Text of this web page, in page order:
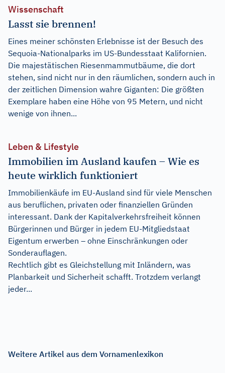
Wissenschaft
Lasst sie brennen!
Eines meiner schönsten Erlebnisse ist der Besuch des
Sequoia-Nationalparks im US-Bundesstaat Kalifornien.
Die majestätischen Riesenmammutbäume, die dort
stehen, sind nicht nur in den räumlichen, sondern auch in
der zeitlichen Dimension wahre Giganten: Die größten
Exemplare haben eine Höhe von 95 Metern, und nicht
wenige von ihnen...
Leben & Lifestyle
Immobilien im Ausland kaufen – Wie es
heute wirklich funktioniert
Immobilienkäufe im EU-Ausland sind für viele Menschen
aus beruflichen, privaten oder finanziellen Gründen
interessant. Dank der Kapitalverkehrsfreiheit können
Bürgerinnen und Bürger in jedem EU-Mitgliedstaat
Eigentum erwerben – ohne Einschränkungen oder
Sonderauflagen.
Rechtlich gibt es Gleichstellung mit Inländern, was
Planbarkeit und Sicherheit schafft. Trotzdem verlangt
jeder...
Weitere Artikel aus dem Vornamenlexikon